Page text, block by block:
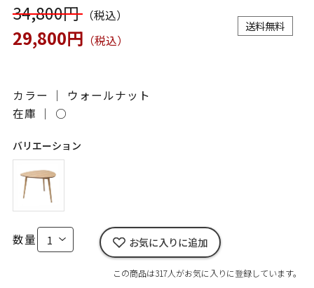
34,800円（税込）
29,800円 （税込）
送料無料
カラー ｜ ウォールナット
在庫 ｜ ○
バリエーション
数量 お気に入りに追加
この商品は317人がお気に入りに登録しています。